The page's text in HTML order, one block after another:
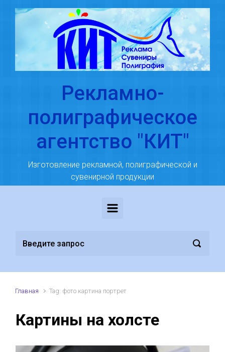
Skip to main content
Рекламно-
полиграфическое
агентство "КИТ"
Изготовление рекламной, полиграфической и
сувенирной продукции
Главная Tag: фото картина портрет
Картины на холсте